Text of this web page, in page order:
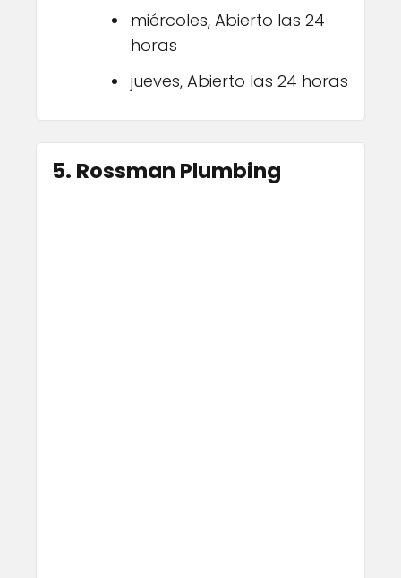
miércoles, Abierto las 24
horas
jueves, Abierto las 24 horas
5. Rossman Plumbing